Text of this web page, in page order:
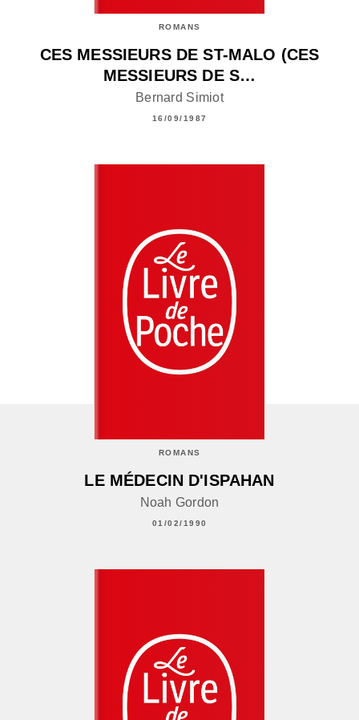
ROMANS
CES MESSIEURS DE ST-MALO (CES
MESSIEURS DE S…
Bernard Simiot
16/09/1987
ROMANS
LE MÉDECIN D'ISPAHAN
Noah Gordon
01/02/1990